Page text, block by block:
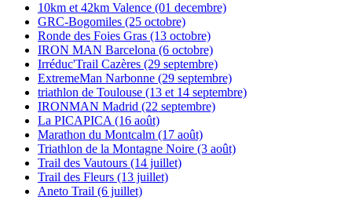
10km et 42km Valence (01 decembre)
GRC-Bogomiles (25 octobre)
Ronde des Foies Gras (13 octobre)
IRON MAN Barcelona (6 octobre)
Irréduc'Trail Cazères (29 septembre)
ExtremeMan Narbonne (29 septembre)
triathlon de Toulouse (13 et 14 septembre)
IRONMAN Madrid (22 septembre)
La PICAPICA (16 août)
Marathon du Montcalm (17 août)
Triathlon de la Montagne Noire (3 août)
Trail des Vautours (14 juillet)
Trail des Fleurs (13 juillet)
Aneto Trail (6 juillet)